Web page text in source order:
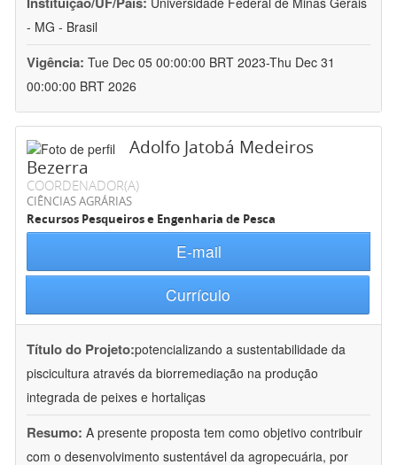
- MG - Brasil
Vigência: Tue Dec 05 00:00:00 BRT 2023-Thu Dec 31
00:00:00 BRT 2026
Adolfo Jatobá Medeiros
Bezerra
COORDENADOR(A)
CIÊNCIAS AGRÁRIAS
Recursos Pesqueiros e Engenharia de Pesca
E-mail
Currículo
Título do Projeto:potencializando a sustentabilidade da
piscicultura através da biorremediação na produção
integrada de peixes e hortaliças
Resumo: A presente proposta tem como objetivo contribuir
com o desenvolvimento sustentável da agropecuária, por